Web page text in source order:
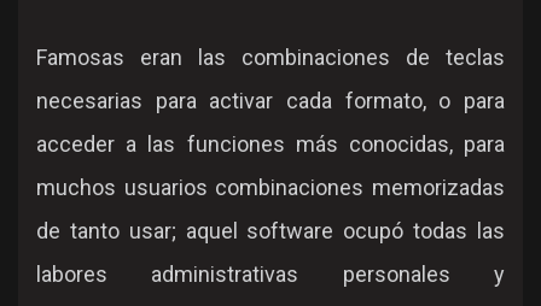
Famosas eran las combinaciones de teclas
necesarias para activar cada formato, o para
acceder a las funciones más conocidas, para
muchos usuarios combinaciones memorizadas
de tanto usar; aquel software ocupó todas las
labores administrativas personales y